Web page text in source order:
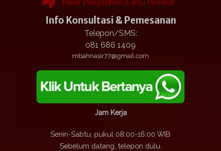
Info Konsultasi & Pemesanan
Telepon/SMS:
081 686 1409
mbahnasir77@gmail.com
Jam Kerja
Senin-Sabtu, pukul 08:00-16:00 WIB
Sebelum datang, telepon dulu.